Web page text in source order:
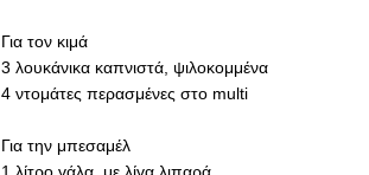
Για τον κιμά
3 λουκάνικα καπνιστά, ψιλοκομμένα
4 ντομάτες περασμένες στο multi
Για την μπεσαμέλ